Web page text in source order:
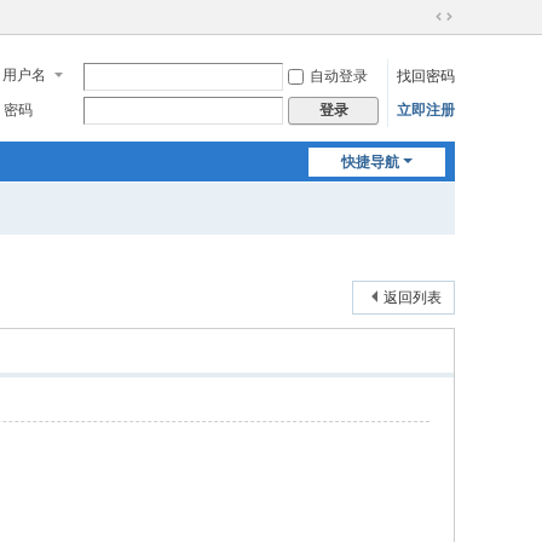
切
到
宽
用户名 自动登录
找回密码
密码
登录 立即注册
快捷导航
返回列表